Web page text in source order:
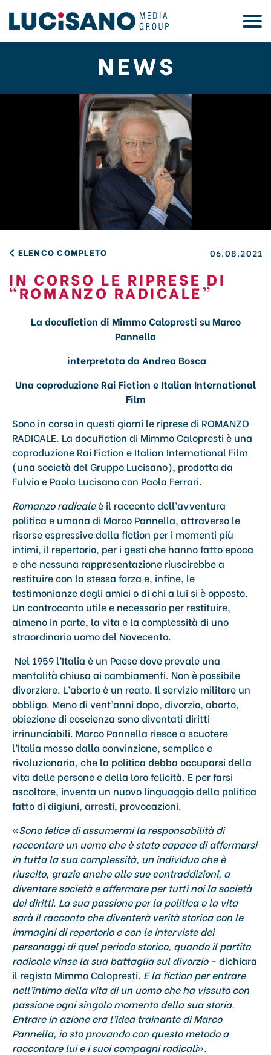
NEWS
ELENCO COMPLETO 06.08.2021
IN CORSO LE RIPRESE DI
“ROMANZO RADICALE”
La docufiction di Mimmo Calopresti su Marco
Pannella
interpretata da Andrea Bosca
Una coproduzione Rai Fiction e Italian International
Film
Sono in corso in questi giorni le riprese di ROMANZO
RADICALE. La docufiction di Mimmo Calopresti è una
coproduzione Rai Fiction e Italian International Film
(una società del Gruppo Lucisano), prodotta da
Fulvio e Paola Lucisano con Paola Ferrari.
Romanzo radicaleè il racconto dell’avventura
politica e umana di Marco Pannella, attraverso le
risorse espressive della fiction per i momenti più
intimi, il repertorio, per i gesti che hanno fatto epoca
e che nessuna rappresentazione riuscirebbe a
restituire con la stessa forza e, infine, le
testimonianze degli amici o di chi a lui si è opposto.
Un controcanto utile e necessario per restituire,
almeno in parte, la vita e la complessità di uno
straordinario uomo del Novecento.
Nel 1959 l’Italia è un Paese dove prevale una
mentalità chiusa ai cambiamenti. Non è possibile
divorziare. L’aborto è un reato. Il servizio militare un
obbligo. Meno di vent’anni dopo, divorzio, aborto,
obiezione di coscienza sono diventati diritti
irrinunciabili. Marco Pannella riesce a scuotere
l’Italia mosso dalla convinzione, semplice e
rivoluzionaria, che la politica debba occuparsi della
vita delle persone e della loro felicità. E per farsi
ascoltare, inventa un nuovo linguaggio della politica
fatto di digiuni, arresti, provocazioni.
«Sono felice di assumermi la responsabilità di
raccontare un uomo che è stato capace di affermarsi
in tutta la sua complessità, un individuo che è
riuscito, grazie anche alle sue contraddizioni, a
diventare società e affermare per tutti noi la società
dei diritti. La sua passione per la politica e la vita
sarà il racconto che diventerà verità storica con le
immagini di repertorio e con le interviste dei
personaggi di quel periodo storico, quando il partito
radicale vinse la sua battaglia sul divorzio– dichiara
il regista Mimmo Calopresti. E la fiction per entrare
nell’intimo della vita di un uomo che ha vissuto con
passione ogni singolo momento della sua storia.
Entrare in azione era l’idea trainante di Marco
Pannella, io sto provando con questo metodo a
raccontare lui e i suoi compagni radicali».